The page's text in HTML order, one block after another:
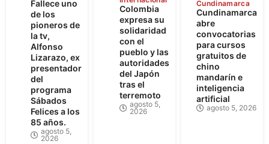
Fallece uno
de los
pioneros de
la tv,
Alfonso
Lizarazo, ex
presentador
del
programa
Sábados
Felices a los
85 años.
agosto 5,
2026
Colombia
expresa su
solidaridad
con el
pueblo y las
autoridades
del Japón
tras el
terremoto
agosto 5,
2026
Cundinamarca
Cundinamarca
abre
convocatorias
para cursos
gratuitos de
chino
mandarín e
inteligencia
artificial
agosto 5, 2026